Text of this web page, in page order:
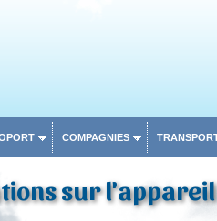
COMPAGNIES
sur l'appareil